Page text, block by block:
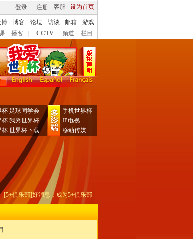
客服 设为首页
登录 注册
博 博客 论坛 访谈 邮箱
游戏
播客 CCTV 频道 栏目
2010年南非世界杯
闭 幕
杯 足球同学会
杯 我秀世界杯
杯 世界杯下载
手机世界杯
IP电视
移动传媒
俱乐部]好消息：成为5+俱乐部VIP会员 即送百元大礼